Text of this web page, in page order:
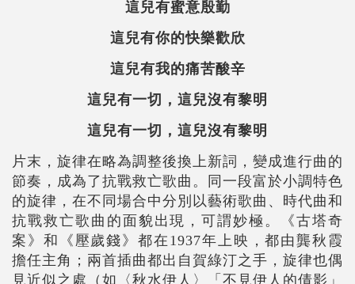
這兒有蜜意殷勤
這兒有你的快樂歡欣
這兒有我的痛苦酸辛
這兒有一切，這兒沒有黎明
這兒有一切，這兒沒有黎明
片末，旋律在略為調整後換上新詞，變成進行曲的
節奏，成為了抗戰救亡歌曲。同一段富於小調特色
的旋律，在不同場合中分別以藝術歌曲、時代曲和
抗戰救亡歌曲的面貌出現，可謂妙極。《古塔奇
案》和《壓歲錢》都在1937年上映，都由龔秋霞
擔任主角；兩首插曲都出自賀綠汀之手，旋律也偶
見近似之處（如〈秋水伊人〉「不見伊人的倩影」